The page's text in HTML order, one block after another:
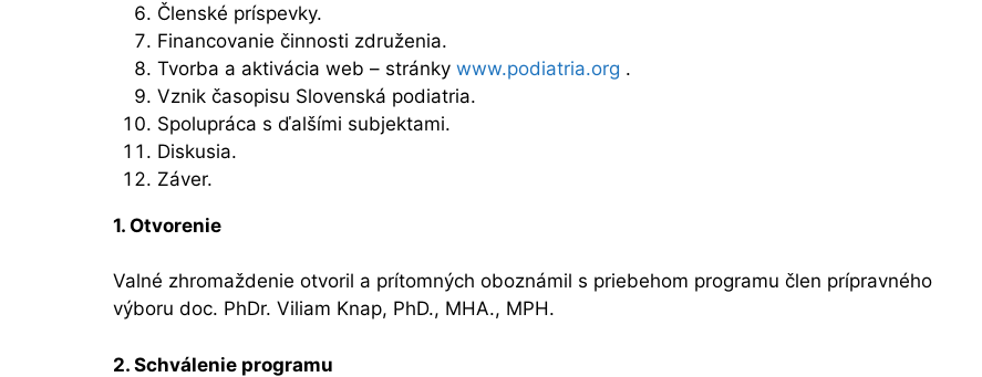
Členské príspevky.
Financovanie činnosti združenia.
Tvorba a aktivácia web – stránky www.podiatria.org .
Vznik časopisu Slovenská podiatria.
Spolupráca s ďalšími subjektami.
Diskusia.
Záver.
1. Otvorenie
Valné zhromaždenie otvoril a prítomných oboznámil s priebehom programu člen prípravného
výboru doc. PhDr. Viliam Knap, PhD., MHA., MPH.
2. Schválenie programu